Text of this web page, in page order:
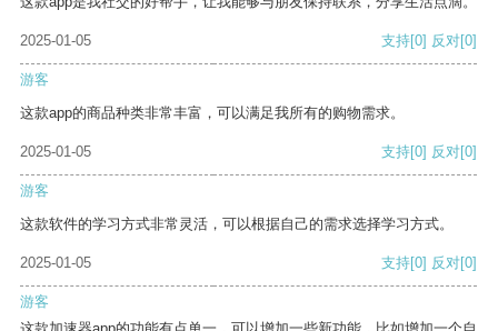
2025-01-05 支持[0] 反对[0]
游客
这款app的商品种类非常丰富，可以满足我所有的购物需求。
2025-01-05 支持[0] 反对[0]
游客
这款软件的学习方式非常灵活，可以根据自己的需求选择学习方式。
2025-01-05 支持[0] 反对[0]
游客